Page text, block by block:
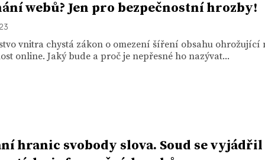
webů? Jen pro bezpečnostní hrozby!
vnitra chystá zákon o omezení šíření obsahu
online. Jaký bude a proč je nepřesné ho nazývat...
hranic svobody slova. Soud se vyjádřil